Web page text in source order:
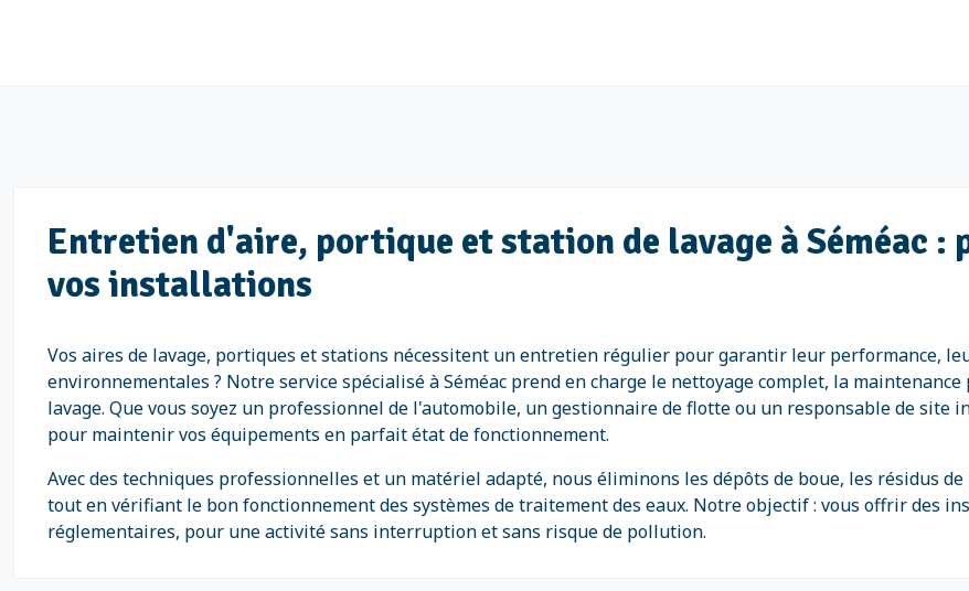
Entretien d'aire, portique et station de lavage à Séméac
vos installations
Vos aires de lavage, portiques et stations nécessitent un entretien régulier pour garantir leur performance,
environnementales ? Notre service spécialisé à Séméac prend en charge le nettoyage complet, la
lavage. Que vous soyez un professionnel de l'automobile, un gestionnaire de flotte ou un responsable de site
pour maintenir vos équipements en parfait état de fonctionnement.
Avec des techniques professionnelles et un matériel adapté, nous éliminons les dépôts de boue, les résidus
tout en vérifiant le bon fonctionnement des systèmes de traitement des eaux. Notre objectif : vous offrir des
réglementaires, pour une activité sans interruption et sans risque de pollution.